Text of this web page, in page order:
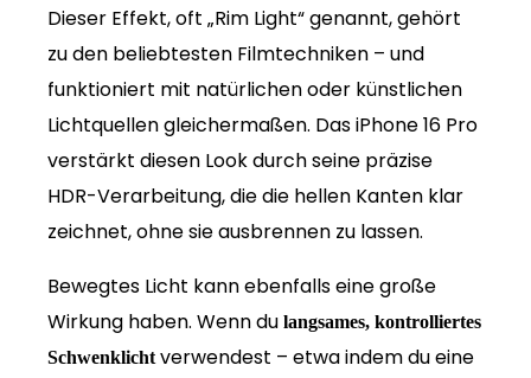
Dieser Effekt, oft „Rim Light“ genannt, gehört
zu den beliebtesten Filmtechniken – und
funktioniert mit natürlichen oder künstlichen
Lichtquellen gleichermaßen. Das iPhone 16 Pro
verstärkt diesen Look durch seine präzise
HDR-Verarbeitung, die die hellen Kanten klar
zeichnet, ohne sie ausbrennen zu lassen.
Bewegtes Licht kann ebenfalls eine große
Wirkung haben. Wenn dulangsames, kontrolliertes
Schwenklichtverwendest – etwa indem du eine